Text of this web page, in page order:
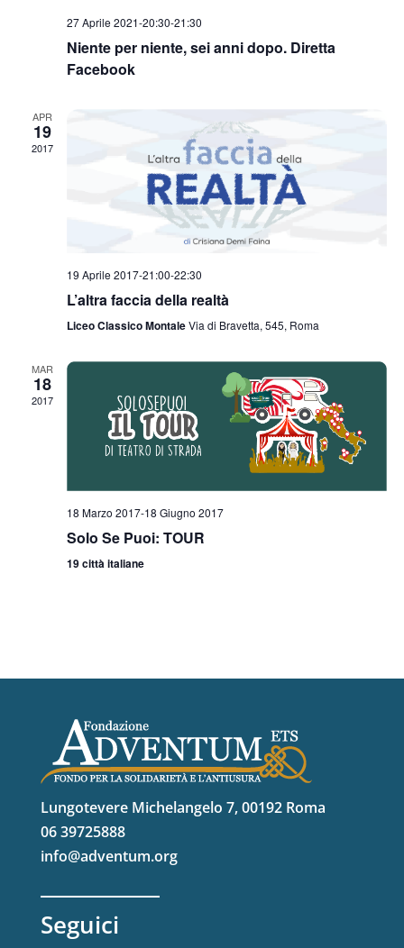
27 Aprile 2021-20:30-21:30
Niente per niente, sei anni dopo. Diretta
Facebook
APR
19
2017
19 Aprile 2017-21:00-22:30
L’altra faccia della realtà
Liceo Classico MontaleVia di Bravetta, 545, Roma
MAR
18
2017
18 Marzo 2017-18 Giugno 2017
Solo Se Puoi: TOUR
19 città italiane
Lungotevere Michelangelo 7, 00192 Roma
06 39725888
info@adventum.org
Seguici